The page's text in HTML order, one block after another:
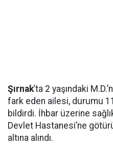
Şırnak’ta 2 yaşındaki
fark eden ailesi, durumu
bildirdi. İhbar üzerine
Devlet Hastanesi’ne
altına alındı.